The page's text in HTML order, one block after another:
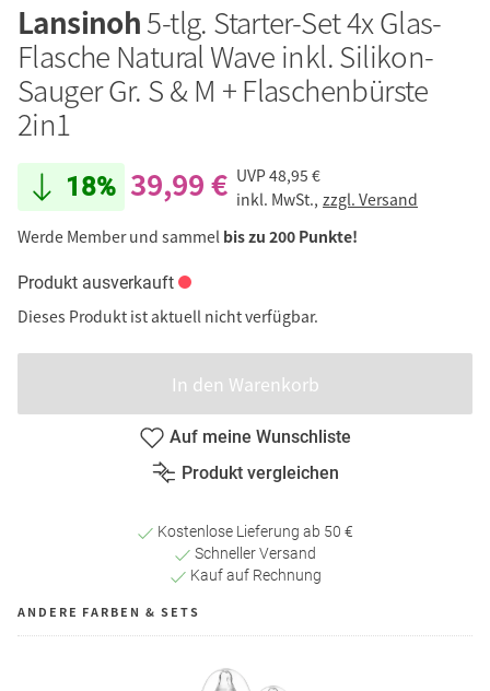
Lansinoh5-tlg. Starter-Set 4x Glas-
Flasche Natural Wave inkl. Silikon-
Sauger Gr. S & M + Flaschenbürste
2in1
18% 39,99 € UVP48,95 €
inkl. MwSt., zzgl. Versand
Werde Member und sammel bis zu 200 Punkte!
Produkt ausverkauft
Dieses Produkt ist aktuell nicht verfügbar.
In den Warenkorb
Auf meine Wunschliste
Produkt vergleichen
Kostenlose Lieferung ab 50 €
Schneller Versand
Kauf auf Rechnung
ANDERE FARBEN & SETS